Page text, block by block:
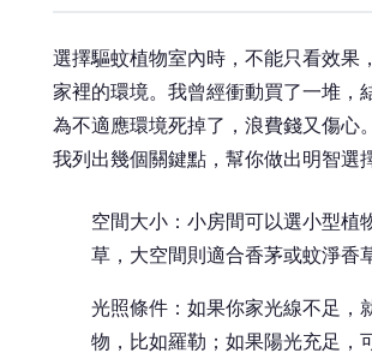
選擇驅蚊植物室內時，不能只看效果
家裡的環境。我曾經衝動買了一堆，
為不適應環境死掉了，浪費錢又傷心
我列出幾個關鍵點，幫你做出明智選
空間大小：小房間可以選小型植
草，大空間則適合香茅或蚊淨香
光照條件：如果你家光線不足，
物，比如羅勒；如果陽光充足，